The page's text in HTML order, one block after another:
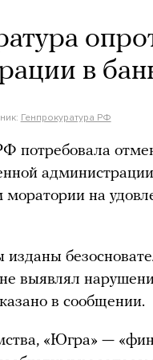
в
Генпрокуратура РФ
потребовала
на
выявлял
в сообщении.
«Югра» —